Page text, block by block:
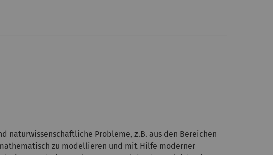
naturwissenschaftliche Probleme, z.B. aus den Bereichen
zu modellieren und mit Hilfe moderner